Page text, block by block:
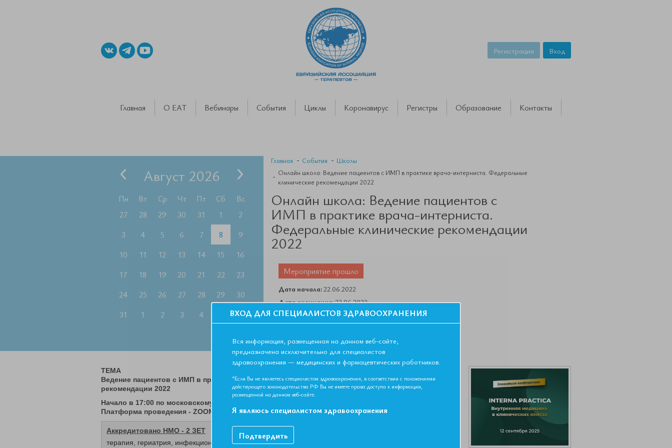
Регистрация Вход
Главная О ЕАТ Вебинары События Циклы Коронавирус Регистры Образование Контакты
Август 2026
Пн Вт Ср Чт Пт Сб
Вс
27
28 29 30 31 1
2
3
4 5 6 7 8
9
10
11 12 13 14 15
16
17
18 19 20 21 22
23
24
25 26 27 28 29
30
31
1 2 3 4 6
Главная События
Школы
Онлайн школа: Ведение пациентов с ИМП в практике врача-интерниста. Федеральные
клинические рекомендации 2022
Онлайн школа: Ведение пациентов с
ИМП в практике врача-интерниста.
Федеральные клинические рекомендации
2022
Мероприятие прошло
Дата начала:22.06.2022
Дата окончания:22.06.2022
Время начала лекций:17:00 - 19:00
Контактная информация:+7 495 708 42 23
ТЕМА
Ведение пациентов с ИМП в практике врача-интерниста. Федеральные клинические
рекомендации 2022
Начало в 17:00 по московскому времени.
Платформа проведения - ZOOM
Аккредитовано НМО - 2 ЗЕТ
терапия, гериатрия, инфекционные болезни, лечебное дело, медико-профилактическое дело,
ВХОД ДЛЯ СПЕЦИАЛИСТОВ ЗДРАВООХРАНЕНИЯ
Вся информация, размещенная на данном веб-сайте,
предназначена исключительно для специалистов
здравоохранения — медицинских и фармацевтических работников.
*Если Вы не являетесь специалистом здравоохранения, в соответствии с положениями
действующего законодательства РФ Вы не имеете права доступа к информации,
размещенной на данном веб-сайте.
Я являюсь специалистом здравоохранения
Подтвердить